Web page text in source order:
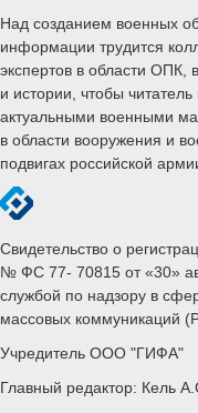
Над созданием военных
информации трудится
экспертов в области ОПК,
и истории, чтобы
актуальными военными
в области вооружения и
подвигах российской
Свидетельство о
№ ФС 77- 70815 от «30»
службой по надзору в
массовых коммуникаций
Учредитель ООО "ГИФА"
Главный редактор: Кель